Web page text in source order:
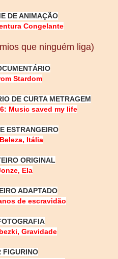
DE ANIMAÇÃO
Congelante
que ninguém liga)
Stardom
DE CURTA METRAGEM
Music saved my life
ESTRANGEIRO
Itália
ORIGINAL
Ela
ADAPTADO
de escravidão
Gravidade
FIGURINO